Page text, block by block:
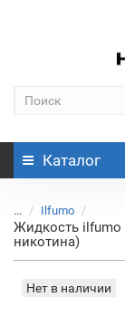
Каталог
... Ilfumo
Жидкость ilfumo
никотина)
Нет в наличии